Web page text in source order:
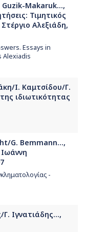
Makaruk...,
Τιμητικός
Αλεξιάδη,
Essays in
Alexiadis
Ι. Καμτσίδου/Γ.
ιδιωτικότητας
G. Bemmann...,
-
Ιγνατιάδης...,